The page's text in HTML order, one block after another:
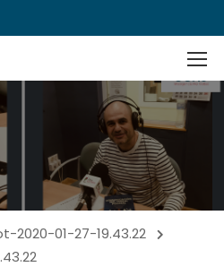
2020-01-27-19.43.22